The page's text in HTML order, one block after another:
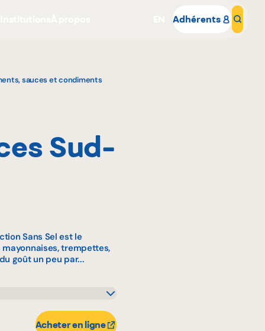
Adhérents
sauces et condiments
Sud-
Sans Sel est le
trempettes,
goût un peu par...
Acheter en ligne